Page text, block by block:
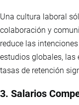
Una cultura laboral
colaboración y
reduce las
estudios globales, las
tasas de retención
3. Salarios